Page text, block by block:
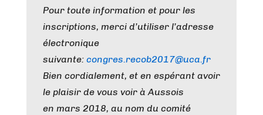
Pour toute information et pour les
inscriptions, merci d’utiliser l’adresse
électronique
suivante: congres.recob2017@uca.fr
Bien cordialement, et en espérant avoir
le plaisir de vous voir à Aussois
en mars 2018, au nom du comité